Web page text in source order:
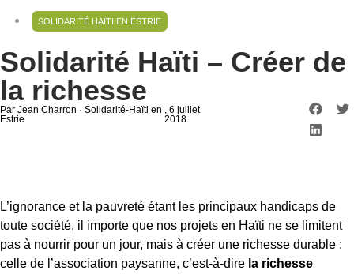
SOLIDARITÉ HAÏTI EN ESTRIE
Solidarité Haïti – Créer de
la richesse
Par Jean Charron · Solidarité-Haïti en
Estrie
, 6 juillet
2018
L’ignorance et la pauvreté étant les principaux handicaps de
toute société, il importe que nos projets en Haïti ne se limitent
pas à nourrir pour un jour, mais à créer une richesse durable :
celle de l’association paysanne, c’est-à-dire la richesse